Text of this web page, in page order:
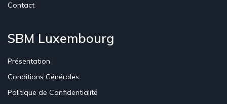
Contact
SBM Luxembourg
Présentation
Conditions Générales
Politique de Confidentialité